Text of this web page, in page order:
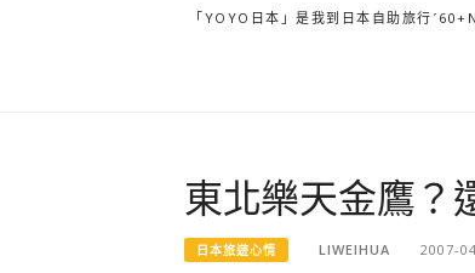
「YOYO日本」是我到日本自助旅行
東北樂天金鷹？
日本旅遊心情 LIWEIHUA 2007-